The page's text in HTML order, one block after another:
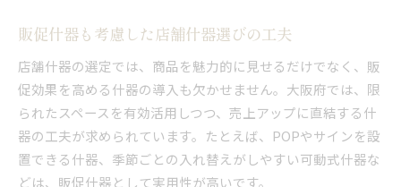
販促什器も考慮した店舗什器選びの工夫
店舗什器の選定では、商品を魅力的に見せるだけでなく、販
促効果を高める什器の導入も欠かせません。大阪府では、限
られたスペースを有効活用しつつ、売上アップに直結する什
器の工夫が求められています。たとえば、POPやサインを設
置できる什器、季節ごとの入れ替えがしやすい可動式什器な
どは、販促什器として実用性が高いです。